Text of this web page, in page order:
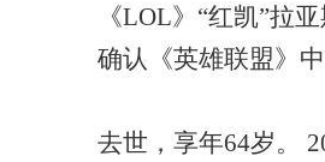
《LOL》“红凯”拉
确认《英雄联盟》
去世，享年64岁。